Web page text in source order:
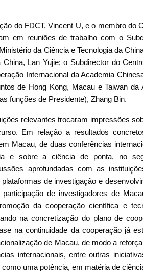
do FDCT, Vincent U, e o membro do
em reuniões de trabalho com o
da Ciência e Tecnologia da
Lan Yujie; o Subdirector do
Internacional da Academia
de Hong Kong, Macau e Taiwan
funções de Presidente), Zhang Bin.
relevantes trocaram impressões
Em relação a resultados
Macau, de duas conferências
e sobre a ciência de ponta, no
aprofundadas com as
de investigação e
de investigadores de
da cooperação científica e
na concretização do plano de
na continuidade da cooperação já
de Macau, de modo a
internacionais, entre outras
uma potência, em matéria de